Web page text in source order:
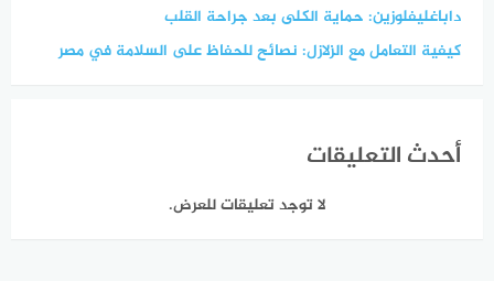
داباغليفلوزين: حماية الكلى بعد جراحة القلب
كيفية التعامل مع الزلازل: نصائح للحفاظ على السلامة في مصر
أحدث التعليقات
لا توجد تعليقات للعرض.